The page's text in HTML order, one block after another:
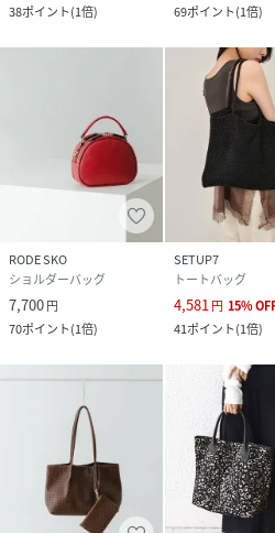
38ポイント(1倍)
69ポイント(1倍)
RODE SKO
ショルダーバッグ
7,700円
70ポイント(1倍)
SETUP7
トートバッグ
4,581円 15%
41ポイント(1倍)